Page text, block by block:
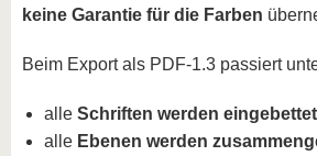
keine Garantie für die Farben
Beim Export als PDF-1.3 passiert
alle Schriften werden eingebettet
alle Ebenen werden